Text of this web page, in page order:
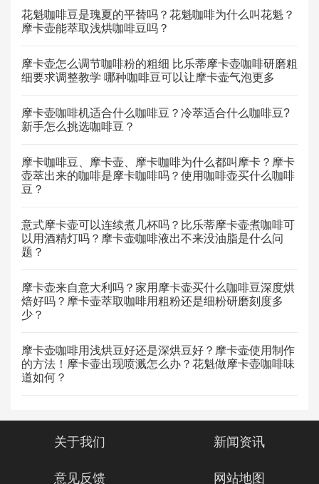
花魁咖啡豆是瑰夏的平替吗？花魁咖啡为什么叫花魁？
摩卡壶能萃取浅烘咖啡豆吗？
摩卡壶怎么调节咖啡粉的粗细 比乐蒂摩卡壶咖啡研磨粗
细要求调整教学 哪种咖啡豆可以让摩卡壶气泡更多
摩卡壶咖啡机适合什么咖啡豆？冷萃适合什么咖啡豆?
新手怎么挑选咖啡豆？
摩卡咖啡豆、摩卡壶、摩卡咖啡为什么都叫摩卡？摩卡
壶萃出来的咖啡是摩卡咖啡吗？使用咖啡壶买什么咖啡
豆？
意式摩卡壶可以连续煮几杯吗？比乐蒂摩卡壶煮咖啡可
以用酒精灯吗？摩卡壶咖啡液出不来没油脂是什么问
题？
摩卡壶来自意大利吗？家用摩卡壶买什么咖啡豆深度烘
焙好吗？摩卡壶萃取咖啡用粗粉还是细粉研磨刻度多
少？
摩卡壶咖啡用浅烘豆好还是深烘豆好？摩卡壶使用制作
的方法！摩卡壶出现喷溅怎么办？花魁做摩卡壶咖啡味
道如何？
关于我们 新闻资讯
意见反馈 网站地图